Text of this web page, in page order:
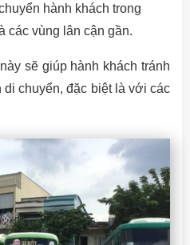
hành khách trong
các vùng lân cận gần.
sẽ giúp hành khách tránh
di chuyển, đặc biệt là với các